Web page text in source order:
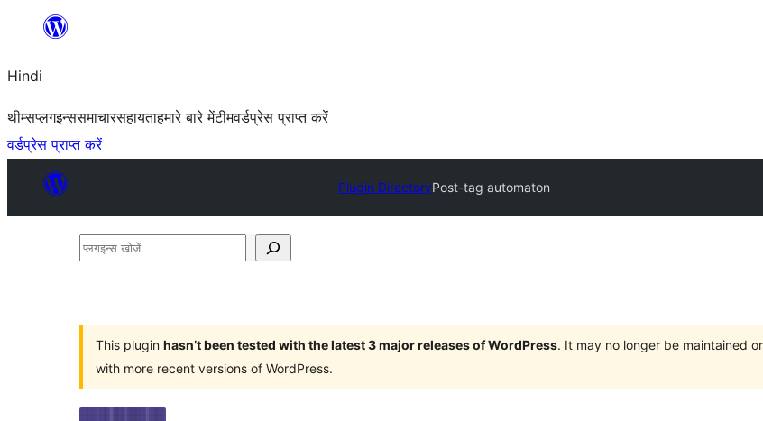
सामग्री
जाएं
Hindi
थीम्सप्लगइन्ससमाचारसहायताहमारे बारे मेंटीमवर्डप्रेस प्राप्त करें
वर्डप्रेस प्राप्त करें
Plugin DirectoryPost-tag automaton
प्लगइन्स
This plugin hasn’t been tested with the latest 3 major releases of WordPress. It may no longer be maintained
with more recent versions of WordPress.